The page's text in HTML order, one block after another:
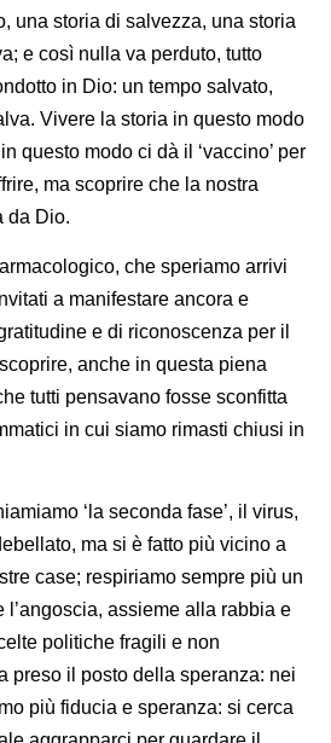
una storia di salvezza, una storia
e così nulla va perduto, tutto
in Dio: un tempo salvato,
Vivere la storia in questo modo
questo modo ci dà il ‘vaccino’ per
ma scoprire che la nostra
da Dio.
che speriamo arrivi
a manifestare ancora e
e di riconoscenza per il
anche in questa piena
tutti pensavano fosse sconfitta
in cui siamo rimasti chiusi in
‘la seconda fase’, il virus,
ma si è fatto più vicino a
case; respiriamo sempre più un
l’angoscia, assieme alla rabbia e
politiche fragili e non
preso il posto della speranza: nei
più fiducia e speranza: si cerca